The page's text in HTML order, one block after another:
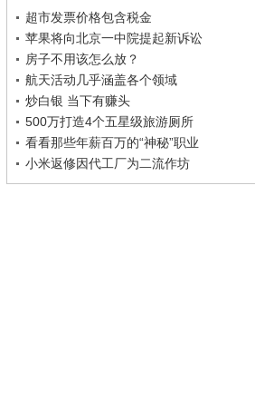
超市发票价格包含税金
苹果将向北京一中院提起新诉讼
房子不用该怎么放？
航天活动几乎涵盖各个领域
炒白银 当下有赚头
500万打造4个五星级旅游厕所
看看那些年薪百万的“神秘”职业
小米返修因代工厂为二流作坊